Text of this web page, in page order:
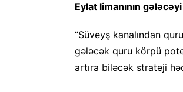
Eylat limanının
“Süveyş kanalından
gələcək quru körpü
artıra biləcək strateji